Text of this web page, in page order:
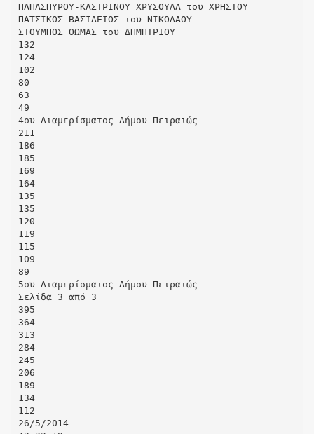
ΠΑΠΑΣΠΥΡΟΥ-ΚΑΣΤΡΙΝΟΥ ΧΡΥΣΟΥΛΑ του ΧΡΗΣΤΟΥ
ΠΑΤΣΙΚΟΣ ΒΑΣΙΛΕΙΟΣ του ΝΙΚΟΛΑΟΥ
ΣΤΟΥΜΠΟΣ ΘΩΜΑΣ του ΔΗΜΗΤΡΙΟΥ
132
124
102
80
63
49
4ου Διαμερίσματος Δήμου Πειραιώς
211
186
185
169
164
135
135
120
119
115
109
89
5ου Διαμερίσματος Δήμου Πειραιώς
Σελίδα 3 από 3
395
364
313
284
245
206
189
134
112
26/5/2014